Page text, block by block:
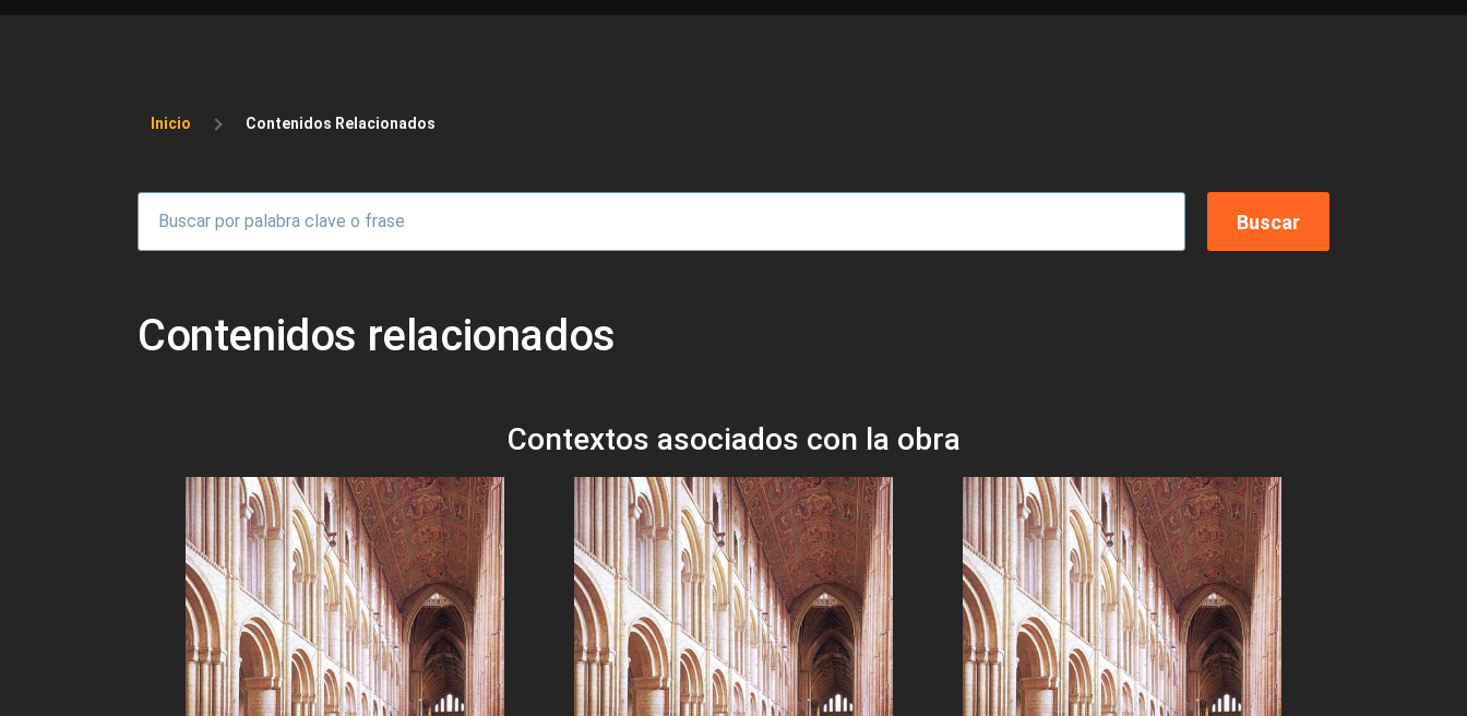
Sobrescribir enlaces de ayuda a la navegación
Inicio Contenidos Relacionados
Contenidos relacionados
Contextos asociados con la obra